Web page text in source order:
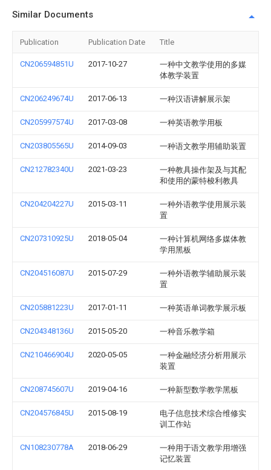
Similar Documents
Publication Publication Date Title
CN206594851U 2017-10-27
一种中文教学使用的多媒
体教学装置
CN206249674U 2017-06-13 一种汉语讲解展示架
CN205997574U 2017-03-08 一种英语教学用板
CN203805565U 2014-09-03 一种语文教学用辅助装置
CN212782340U 2021-03-23
一种教具操作架及与其配
和使用的蒙特梭利教具
CN204204227U 2015-03-11
一种外语教学使用展示装
置
CN207310925U 2018-05-04
一种计算机网络多媒体教
学用黑板
CN204516087U 2015-07-29
一种外语教学辅助展示装
置
CN205881223U 2017-01-11 一种英语单词教学展示板
CN204348136U 2015-05-20 一种音乐教学箱
CN210466904U 2020-05-05
一种金融经济分析用展示
装置
CN208745607U 2019-04-16 一种新型数学教学黑板
CN204576845U 2015-08-19
电子信息技术综合维修实
训工作站
CN108230778A 2018-06-29
一种用于语文教学用增强
记忆装置